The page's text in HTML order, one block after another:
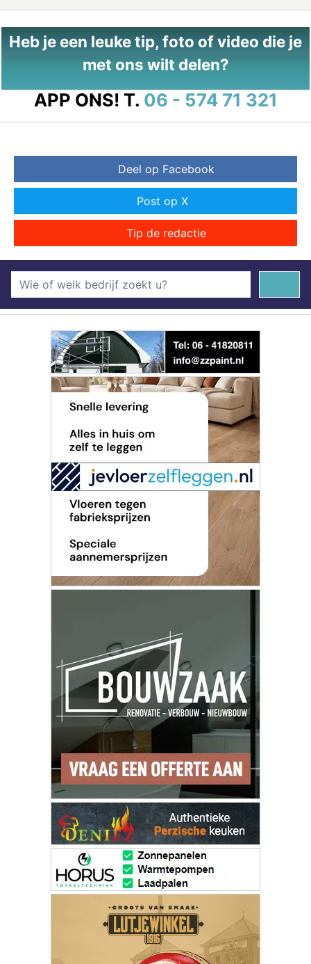
Heb je een leuke tip, foto of video die je
met ons wilt delen?
APP ONS! T. 06 - 574 71 321
Deel op Facebook
Post op X
Tip de redactie